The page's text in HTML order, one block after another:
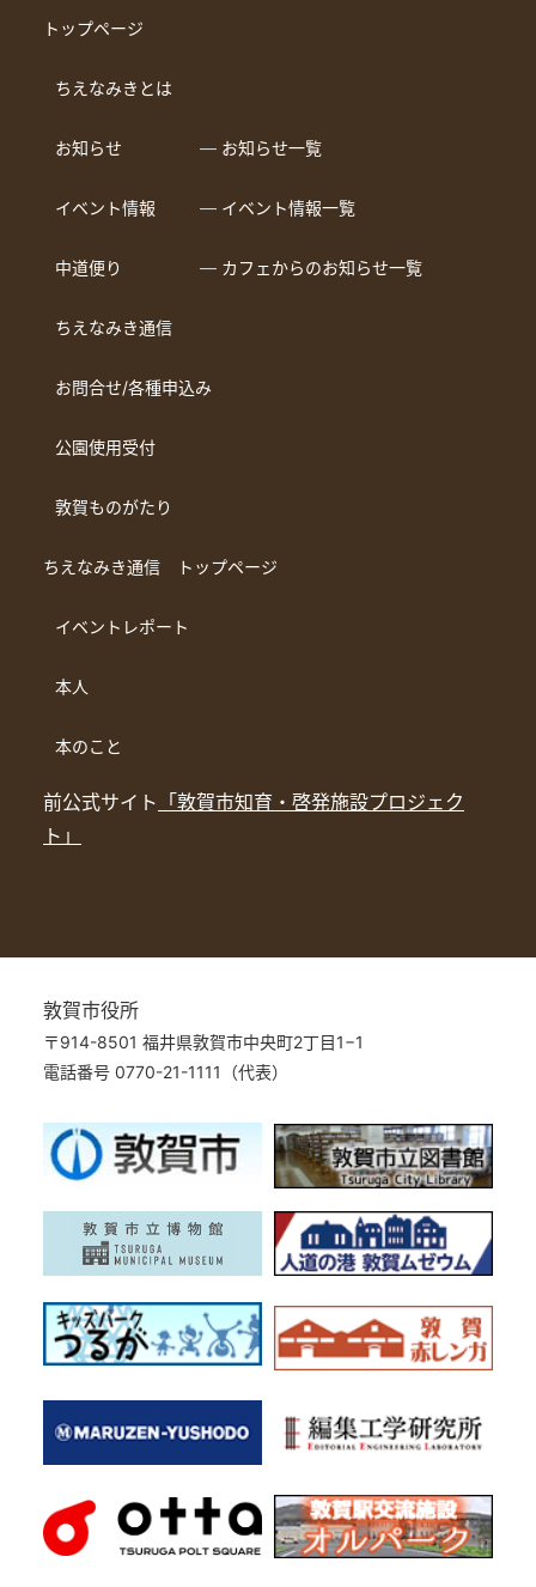
トップページ
ちえなみきとは
お知らせ ― お知らせ一覧
イベント情報 ― イベント情報一覧
中道便り ― カフェからのお知らせ一覧
ちえなみき通信
お問合せ/各種申込み
公園使用受付
敦賀ものがたり
ちえなみき通信 トップページ
イベントレポート
本人
本のこと
前公式サイト 「敦賀市知育・啓発施設プロジェク
ト」
敦賀市役所
〒914-8501 福井県敦賀市中央町2丁目1−1
電話番号 0770-21-1111（代表）